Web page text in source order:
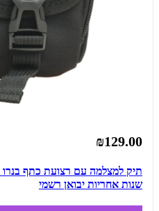
₪129.00
שנות אחריות יבואן רשמי